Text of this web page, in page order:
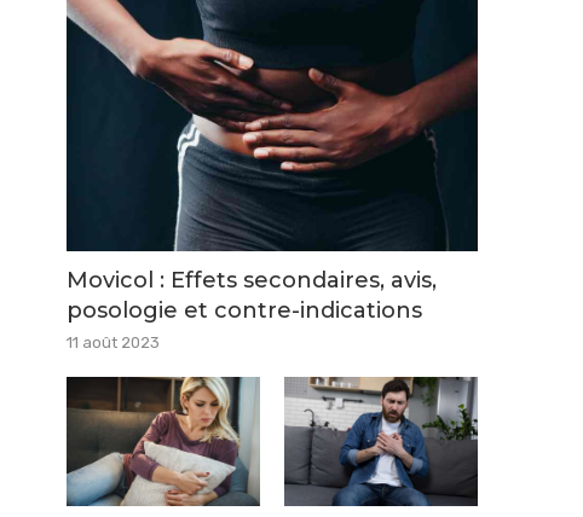
Movicol : Effets secondaires, avis,
posologie et contre-indications
11 août 2023